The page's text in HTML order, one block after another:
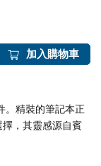
加入購物車
。精裝的筆記本正
，其靈感源自賓